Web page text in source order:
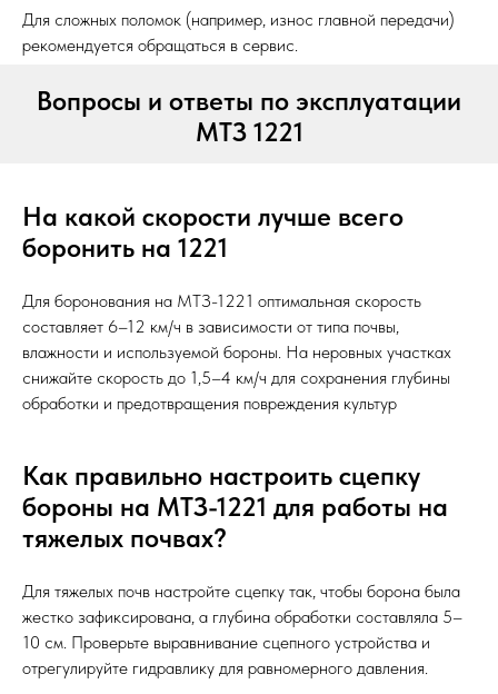
Для сложных поломок (например, износ главной передачи)
рекомендуется обращаться в сервис.
Вопросы и ответы по эксплуатации
МТЗ 1221
На какой скорости лучше всего
боронить на 1221
Для боронования на МТЗ-1221 оптимальная скорость
составляет 6–12 км/ч в зависимости от типа почвы,
влажности и используемой бороны. На неровных участках
снижайте скорость до 1,5–4 км/ч для сохранения глубины
обработки и предотвращения повреждения культур
Как правильно настроить сцепку
бороны на МТЗ-1221 для работы на
тяжелых почвах?
Для тяжелых почв настройте сцепку так, чтобы борона была
жестко зафиксирована, а глубина обработки составляла 5–
10 см. Проверьте выравнивание сцепного устройства и
отрегулируйте гидравлику для равномерного давления.